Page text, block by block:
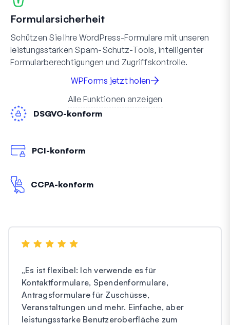
Formularsicherheit
Schützen Sie Ihre WordPress-Formulare mit unseren
leistungsstarken Spam-Schutz-Tools, intelligenter
Formularberechtigungen und Zugriffskontrolle.
WPForms jetzt holen
Alle Funktionen anzeigen
DSGVO-konform
PCI-konform
CCPA-konform
„Es ist flexibel: Ich verwende es für
Kontaktformulare, Spendenformulare,
Antragsformulare für Zuschüsse,
Veranstaltungen und mehr. Einfache, aber
leistungsstarke Benutzeroberfläche zum